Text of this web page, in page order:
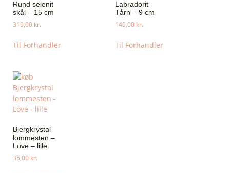
Rund selenit
skål – 15 cm
319,00 kr.
Til Forhandler
Labradorit
Tårn – 9 cm
149,00 kr.
Til Forhandler
Bjergkrystal
lommesten –
Love – lille
35,00 kr.